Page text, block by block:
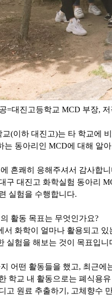
=대진고등학교 MCD 부장,
교(이하 대진고)는 타 학교에
는 동아리인 MCD에 대해 알
흔쾌히 응해주셔서 감사합
구 대진고 화학실험 동아리
실험을 수행합니다.
활동 목표는 무엇인가요?
서 화학이 얼마나 활용되고
실험을 해보는 것이 목표입니
어떤 활동들을 했고, 최근에
학교 내 활동으로는 폐식용유
고 원료 추출하기 , 고체향수